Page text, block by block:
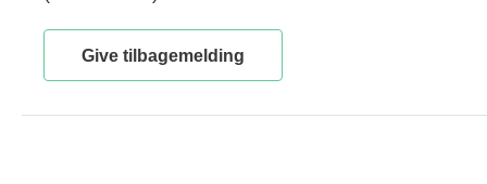
Give tilbagemelding